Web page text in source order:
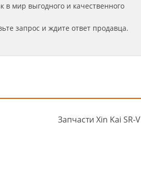
мир выгодного и качественного
запрос и ждите ответ продавца.
Запчасти Xin Kai SR-V